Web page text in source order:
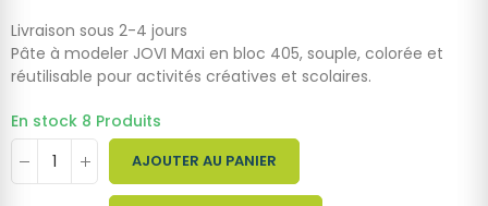
Livraison sous 2-4 jours
Pâte à modeler JOVI Maxi en bloc 405, souple, colorée et
réutilisable pour activités créatives et scolaires.
En stock 8 Produits
AJOUTER AU PANIER